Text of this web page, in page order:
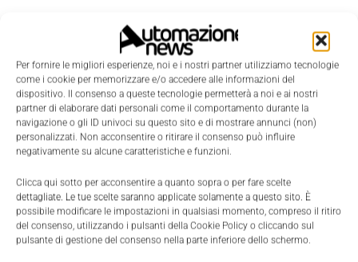
Per fornire le migliori esperienze, noi e i nostri partner utilizziamo tecnologie
come i cookie per memorizzare e/o accedere alle informazioni del
dispositivo. Il consenso a queste tecnologie permetterà a noi e ai nostri
partner di elaborare dati personali come il comportamento durante la
navigazione o gli ID univoci su questo sito e di mostrare annunci (non)
personalizzati. Non acconsentire o ritirare il consenso può influire
negativamente su alcune caratteristiche e funzioni.
Clicca qui sotto per acconsentire a quanto sopra o per fare scelte
dettagliate. Le tue scelte saranno applicate solamente a questo sito. È
possibile modificare le impostazioni in qualsiasi momento, compreso il ritiro
del consenso, utilizzando i pulsanti della Cookie Policy o cliccando sul
pulsante di gestione del consenso nella parte inferiore dello schermo.
LEGGI LA RIVISTA ⇢